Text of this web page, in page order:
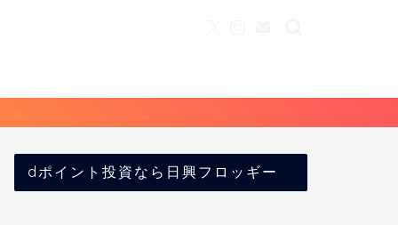
dポイント投資なら日興フロッギー